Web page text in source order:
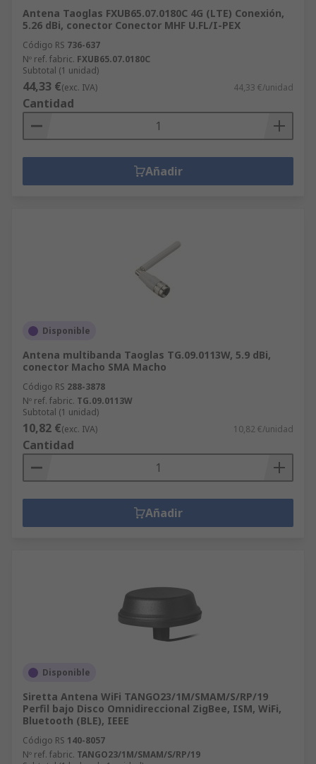
Antena Taoglas FXUB65.07.0180C 4G (LTE) Conexión,
5.26 dBi, conector Conector MHF U.FL/I-PEX
Código RS 736-637
Nº ref. fabric. FXUB65.07.0180C
Subtotal (1 unidad)
44,33 €(exc. IVA) 44,33 €/unidad
Cantidad
Añadir
Disponible
Antena multibanda Taoglas TG.09.0113W, 5.9 dBi,
conector Macho SMA Macho
Código RS 288-3878
Nº ref. fabric. TG.09.0113W
Subtotal (1 unidad)
10,82 €(exc. IVA) 10,82 €/unidad
Cantidad
Añadir
Disponible
Siretta Antena WiFi TANGO23/1M/SMAM/S/RP/19
Perfil bajo Disco Omnidireccional ZigBee, ISM, WiFi,
Bluetooth (BLE), IEEE
Código RS 140-8057
Nº ref. fabric. TANGO23/1M/SMAM/S/RP/19